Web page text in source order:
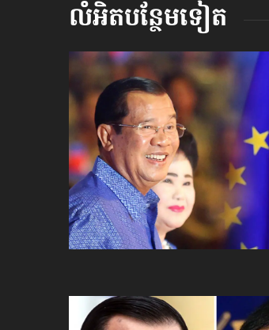
លំអិតបន្ថែមទៀត